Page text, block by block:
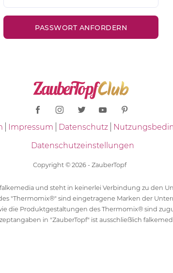
Impressum Datenschutz
Datenschutzeinstellungen
Copyright © 2026 - ZauberTopf
und steht in keinerlei Verbindung zu den
"Thermomix®" sind eingetragene Marken der
die Produktgestaltungen des Thermomix® sind
in "ZauberTopf" ist ausschließlich